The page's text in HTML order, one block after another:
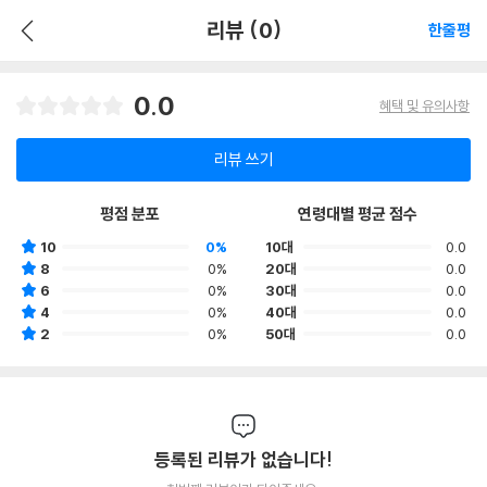
리뷰 (0) 한줄평
0.0 혜택 및 유의사항
리뷰 쓰기
평점 분포
10
0%
8
0%
6
0%
4
0%
2
0%
연령대별 평균 점수
10대
0.0
20대
0.0
30대
0.0
40대
0.0
50대
0.0
등록된 리뷰가 없습니다!